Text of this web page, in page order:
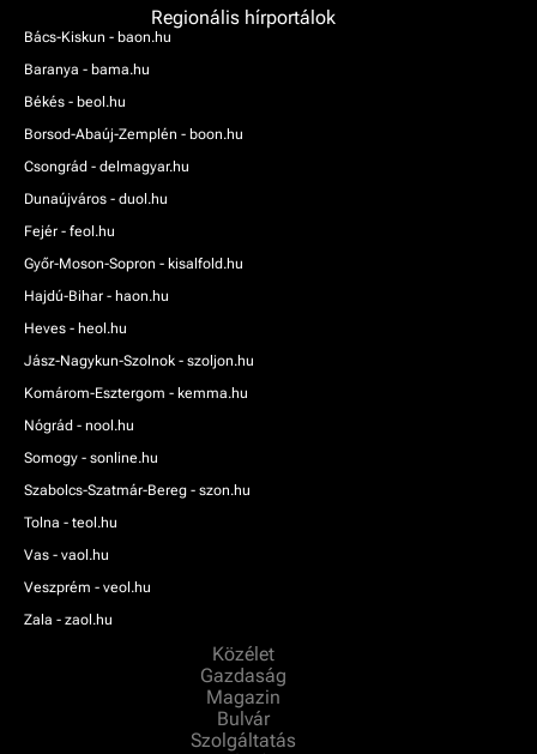
Regionális hírportálok
Bács-Kiskun - baon.hu
Baranya - bama.hu
Békés - beol.hu
Borsod-Abaúj-Zemplén - boon.hu
Csongrád - delmagyar.hu
Dunaújváros - duol.hu
Fejér - feol.hu
Győr-Moson-Sopron - kisalfold.hu
Hajdú-Bihar - haon.hu
Heves - heol.hu
Jász-Nagykun-Szolnok - szoljon.hu
Komárom-Esztergom - kemma.hu
Nógrád - nool.hu
Somogy - sonline.hu
Szabolcs-Szatmár-Bereg - szon.hu
Tolna - teol.hu
Vas - vaol.hu
Veszprém - veol.hu
Zala - zaol.hu
Közélet
Gazdaság
Magazin
Bulvár
Szolgáltatás